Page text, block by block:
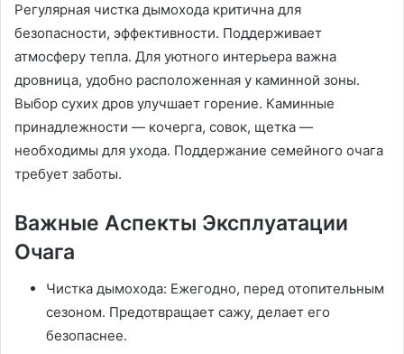
Регулярная чистка дымохода критична для
безопасности, эффективности. Поддерживает
атмосферу тепла. Для уютного интерьера важна
дровница, удобно расположенная у каминной зоны.
Выбор сухих дров улучшает горение. Каминные
принадлежности — кочерга, совок, щетка —
необходимы для ухода. Поддержание семейного очага
требует заботы.
Важные Аспекты Эксплуатации
Очага
Чистка дымохода: Ежегодно, перед отопительным
сезоном. Предотвращает сажу, делает его
безопаснее.